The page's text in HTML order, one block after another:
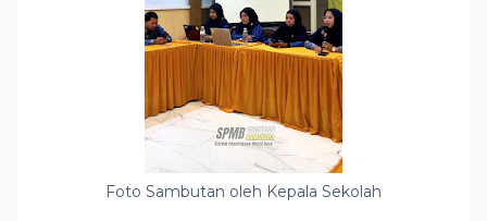
Foto Sambutan oleh Kepala Sekolah